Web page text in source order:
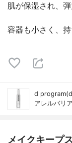
肌が保湿され、
容器も小さく、持
d
アレルバリ
メイクキープ